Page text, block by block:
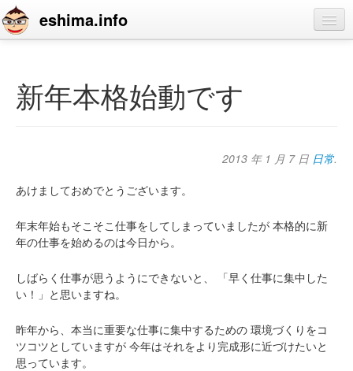
eshima.info
blog
profile
新年本格始動です
2013 年 1 月 7 日 日常.
あけましておめでとうございます。
年末年始もそこそこ仕事をしてしまっていましたが 本格的に新
年の仕事を始めるのは今日から。
しばらく仕事が思うようにできないと、
「早く仕事に集中した
い！」と思いますね。
昨年から、本当に重要な仕事に集中するための 環境づくりをコ
ツコツとしていますが 今年はそれをより完成形に近づけたいと
思っています。